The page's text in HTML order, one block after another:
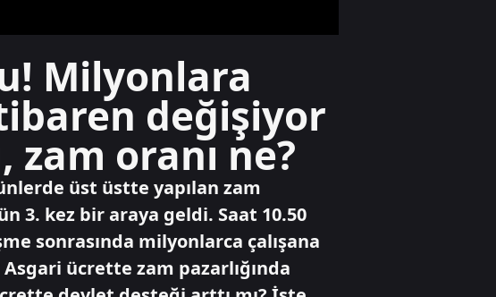
Bakan Bayraktar
A Haber’de!
Petrolün yeni
rotası Türkiye: Dev
anlaşmayla
milyarlarca
dolarlık hamle
Spor
Muhammed Salah
taraftarla buluştu
Milyonlara
değişiyor
oranı ne?
üst üstte yapılan zam
3. kez bir araya geldi. Saat 10.50
sonrasında milyonlarca çalışana
ücrette zam pazarlığında